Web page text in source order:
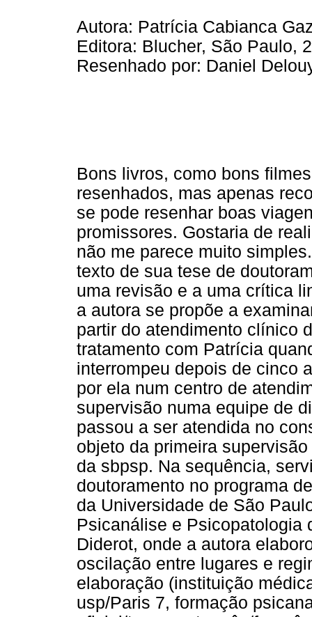
Autora: Patrícia Cabianca
Editora: Blucher, São Paulo,
Resenhado por: Daniel
Bons livros, como bons
resenhados, mas apenas
se pode resenhar boas
promissores. Gostaria de
não me parece muito
texto de sua tese de
uma revisão e a uma crítica
a autora se propõe a
partir do atendimento clínico
tratamento com Patrícia
interrompeu depois de cinco
por ela num centro de
supervisão numa equipe de
passou a ser atendida no
objeto da primeira
da sbpsp. Na sequência,
doutoramento no programa
da Universidade de São
Psicanálise e Psicopatologia
Diderot, onde a autora
oscilação entre lugares e
elaboração (instituição
usp/Paris 7, formação